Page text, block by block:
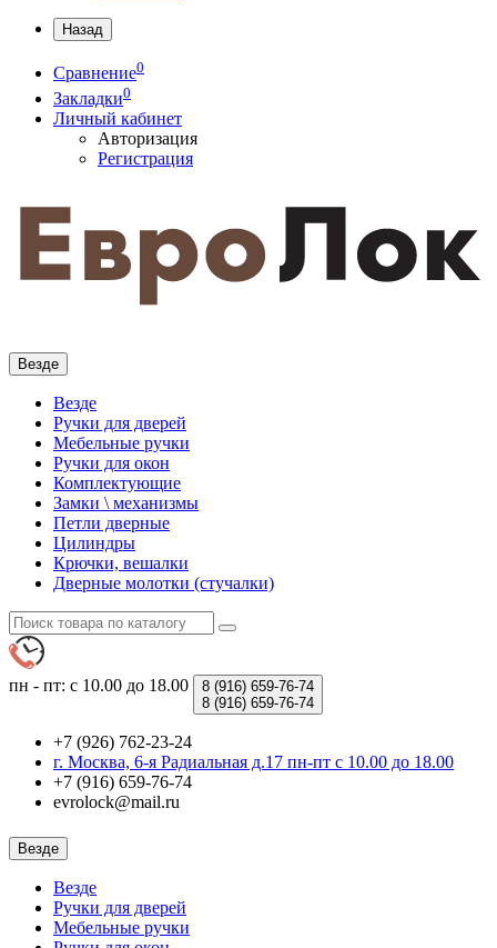
Назад
Сравнение0
Закладки0
Личный кабинет
Авторизация
Регистрация
Везде
Везде
Ручки для дверей
Мебельные ручки
Ручки для окон
Комплектующие
Замки \ механизмы
Петли дверные
Цилиндры
Крючки, вешалки
Дверные молотки (стучалки)
пн - пт: с 10.00 до 18.00 8 (916) 659-76-74
8 (916) 659-76-74
+7 (926) 762-23-24
г. Москва, 6-я Радиальная д.17 пн-пт с 10.00 до 18.00
+7 (916) 659-76-74
evrolock@mail.ru
Везде
Везде
Ручки для дверей
Мебельные ручки